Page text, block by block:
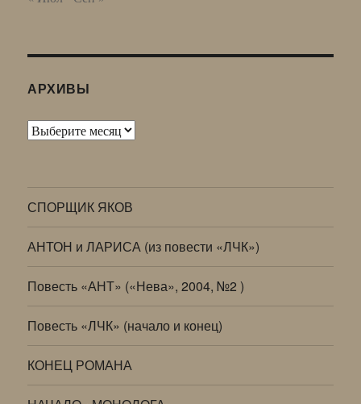
АРХИВЫ
Архивы
СПОРЩИК ЯКОВ
АНТОН и ЛАРИСА (из повести «ЛЧК»)
Повесть «АНТ» («Нева», 2004, №2 )
Повесть «ЛЧК» (начало и конец)
КОНЕЦ РОМАНА